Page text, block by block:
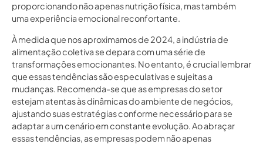
proporcionando não apenas nutrição física, mas também
uma experiência emocional reconfortante.
À medida que nos aproximamos de 2024, a indústria de
alimentação coletiva se depara com uma série de
transformações emocionantes. No entanto, é crucial lembrar
que essas tendências são especulativas e sujeitas a
mudanças. Recomenda-se que as empresas do setor
estejam atentas às dinâmicas do ambiente de negócios,
ajustando suas estratégias conforme necessário para se
adaptar a um cenário em constante evolução. Ao abraçar
essas tendências, as empresas podem não apenas